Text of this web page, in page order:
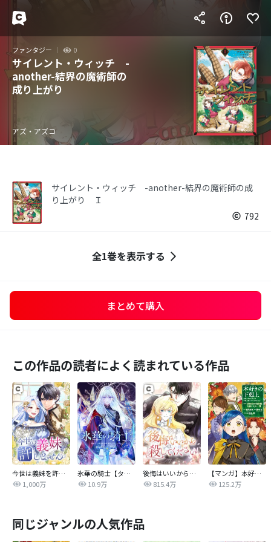
ファンタジー 0
サイレント・ウィッチ -
another-結界の魔術師の
成り上がり
アズ・アズコ
サイレント・ウィッチ -another-結界の魔術師の成
り上がり Ｉ
792
全1巻を表示する
まとめて購入
この作品の読者によく読まれている作品
今世は義妹を許しません
1,000万
氷華の騎士【タテヨミ】
10.9万
後悔はいいから殺してください
815.4万
【マンガ】本好きの下剋上 第四部
125.2万
同じジャンルの人気作品